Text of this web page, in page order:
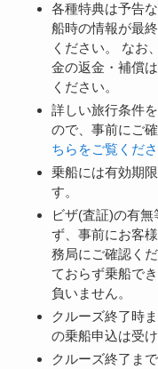
各種特典は予告
船時の情報が最
ください。 なお
金の返金・補償
ください。
詳しい旅行条件
ので、事前にご
ちらをご覧くださ
乗船には有効期
す。
ビザ(査証)の有
ず、事前にお客
務局にご確認く
ておらず乗船で
負いません。
クルーズ終了時
の乗船申込は受け
クルーズ終了ま